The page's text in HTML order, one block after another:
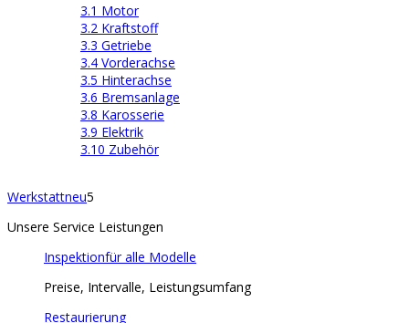
3.1 Motor
3.2 Kraftstoff
3.3 Getriebe
3.4 Vorderachse
3.5 Hinterachse
3.6 Bremsanlage
3.8 Karosserie
3.9 Elektrik
3.10 Zubehör
Werkstattneu5
Unsere Service Leistungen
Inspektionfür alle Modelle
Preise, Intervalle, Leistungsumfang
Restaurierung